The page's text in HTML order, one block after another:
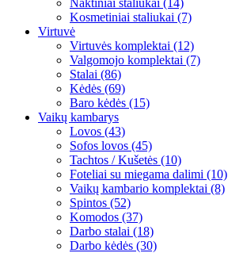
Naktiniai staliukai (14)
Kosmetiniai staliukai (7)
Virtuvė
Virtuvės komplektai (12)
Valgomojo komplektai (7)
Stalai (86)
Kėdės (69)
Baro kėdės (15)
Vaikų kambarys
Lovos (43)
Sofos lovos (45)
Tachtos / Kušetės (10)
Foteliai su miegama dalimi (10)
Vaikų kambario komplektai (8)
Spintos (52)
Komodos (37)
Darbo stalai (18)
Darbo kėdės (30)